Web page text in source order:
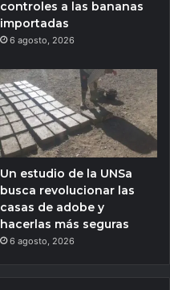
controles a las bananas
importadas
6 agosto, 2026
Un estudio de la UNSa
busca revolucionar las
casas de adobe y
hacerlas más seguras
6 agosto, 2026